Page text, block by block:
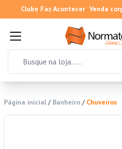
Clube Faz Acontecer Venda
Página inicial / Banheiro / Chuveiros